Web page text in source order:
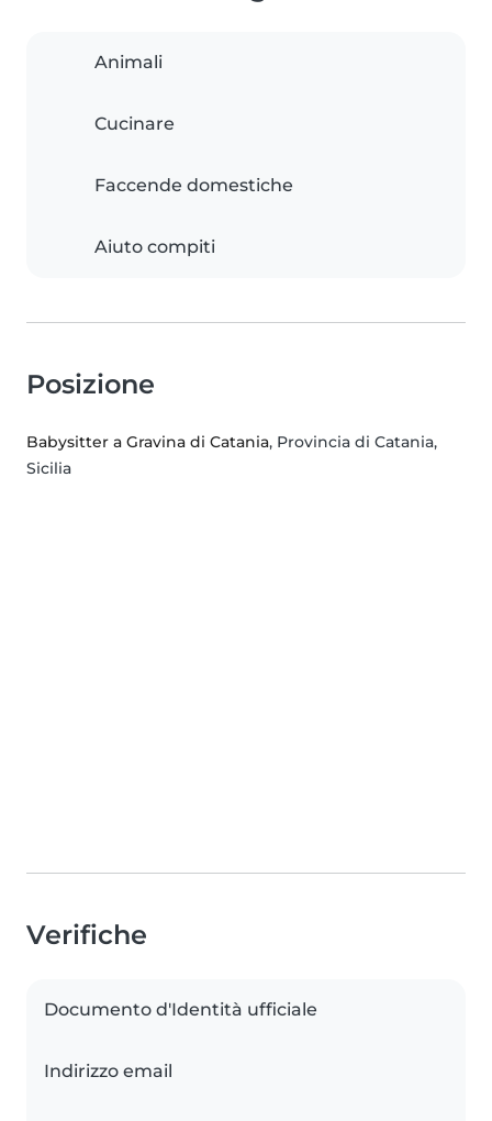
Animali
Cucinare
Faccende domestiche
Aiuto compiti
Posizione
Babysitter a Gravina di Catania, Provincia di Catania,
Sicilia
Verifiche
Documento d'Identità ufficiale
Indirizzo email